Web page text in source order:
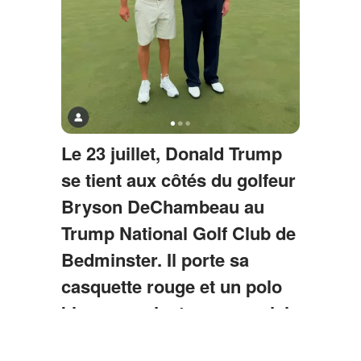
Le 23 juillet, Donald Trump
se tient aux côtés du golfeur
Bryson DeChambeau au
Trump National Golf Club de
Bedminster. Il porte sa
casquette rouge et un polo
blanc, souriant sous un ciel